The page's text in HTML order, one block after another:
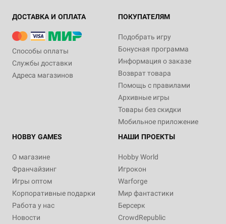
ДОСТАВКА И ОПЛАТА
Способы оплаты
Службы доставки
Адреса магазинов
ПОКУПАТЕЛЯМ
Подобрать игру
Бонусная программа
Информация о заказе
Возврат товара
Помощь с правилами
Архивные игры
Товары без скидки
Мобильное приложение
HOBBY GAMES
О магазине
Франчайзинг
Игры оптом
Корпоративные подарки
Работа у нас
Новости
НАШИ ПРОЕКТЫ
Hobby World
Игрокон
Warforge
Мир фантастики
Берсерк
CrowdRepublic